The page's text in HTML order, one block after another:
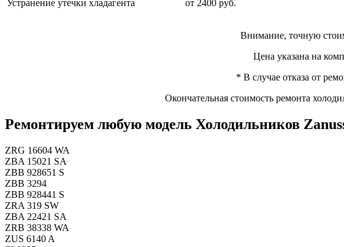
Устранение утечки хладагента от 2400 руб.
Внимание, точную
Цена указана на
* В случае отказа от
Окончательная стоимость ремонта
Ремонтируем любую модель Холодильников
ZRG 16604 WA
ZBA 15021 SA
ZBB 928651 S
ZBB 3294
ZBB 928441 S
ZRA 319 SW
ZBA 22421 SA
ZRB 38338 WA
ZUS 6140 A